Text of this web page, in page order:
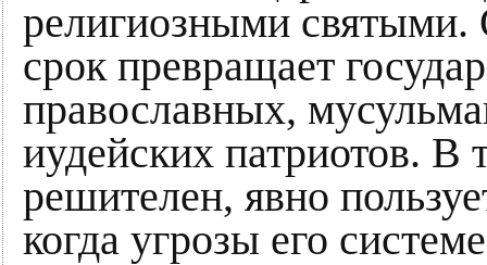
религиозными святыми.
срок превращает
православных,
иудейских патриотов. В
решителен, явно
когда угрозы его